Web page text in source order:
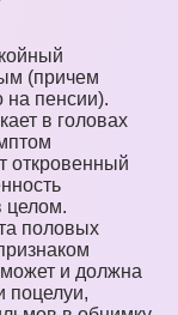
(причем
на пенсии).
в головах
откровенный
целом.
половых
и должна
поцелуи,